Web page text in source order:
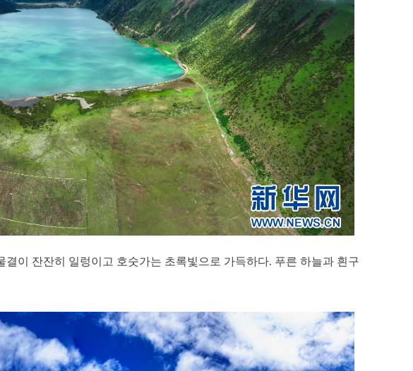
이 잔잔히 일렁이고 호숫가는 초록빛으로 가득하다. 푸른 하늘과 흰구